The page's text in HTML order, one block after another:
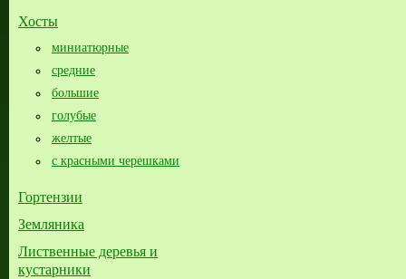
Хосты
миниатюрные
средние
большие​
голубые
желтые
с красными черешками
Гортензии
Земляника
Лиственные деревья и
кустарники